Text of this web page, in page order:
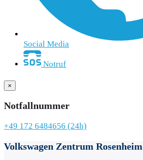
Social Media
Notruf
×
Notfallnummer
+49 172 6484656 (24h)
Volkswagen Zentrum Rosenheim